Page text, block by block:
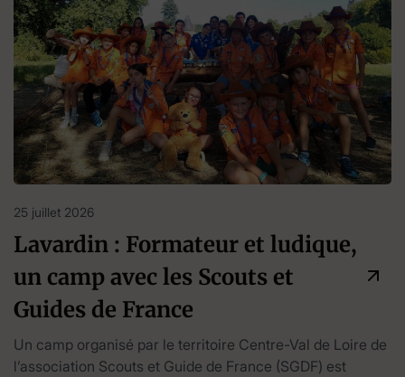
25 juillet 2026
Lavardin : Formateur et ludique,
un camp avec les Scouts et
Guides de France
Un camp organisé par le territoire Centre-Val de Loire de
l’association Scouts et Guide de France (SGDF) est